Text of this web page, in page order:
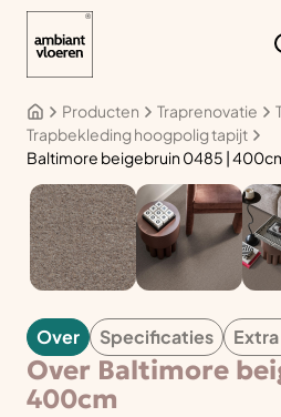
Producten Traprenovatie
Trapbekleding hoogpolig tapijt
Baltimore beigebruin 0485 |
TAPIJT
Over Specificaties
Over Baltimore
400cm